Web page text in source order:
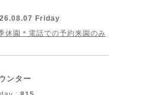
Friday
休園＊電話での予約来園のみ
ンター